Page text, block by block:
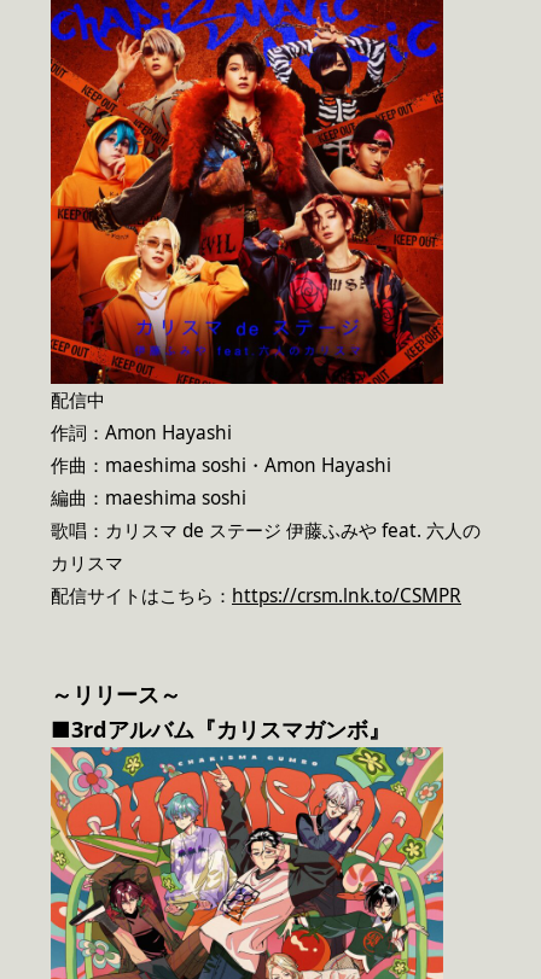
配信中
作詞：Amon Hayashi
作曲：maeshima soshi・Amon Hayashi
編曲：maeshima soshi
歌唱：カリスマ de ステージ 伊藤ふみや feat. 六人の
カリスマ
配信サイトはこちら： https://crsm.lnk.to/CSMPR
～リリース～
■3rdアルバム『カリスマガンボ』